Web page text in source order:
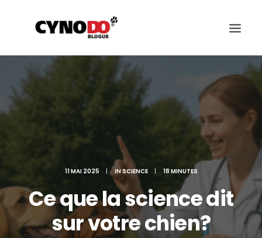
SCIENCE
CHOISIR SON CHIEN
ÉDUCATION ET COMPORTEMENT
JEUX ET SPORTS CANIN
RACES DES CHIENS
11 MAI 2025 | INSCIENCE | 18 MINUTES
Ce que la science dit
sur votre chien?